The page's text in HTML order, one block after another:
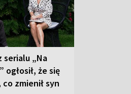
serialu „Na
ogłosił, że się
co zmienił syn